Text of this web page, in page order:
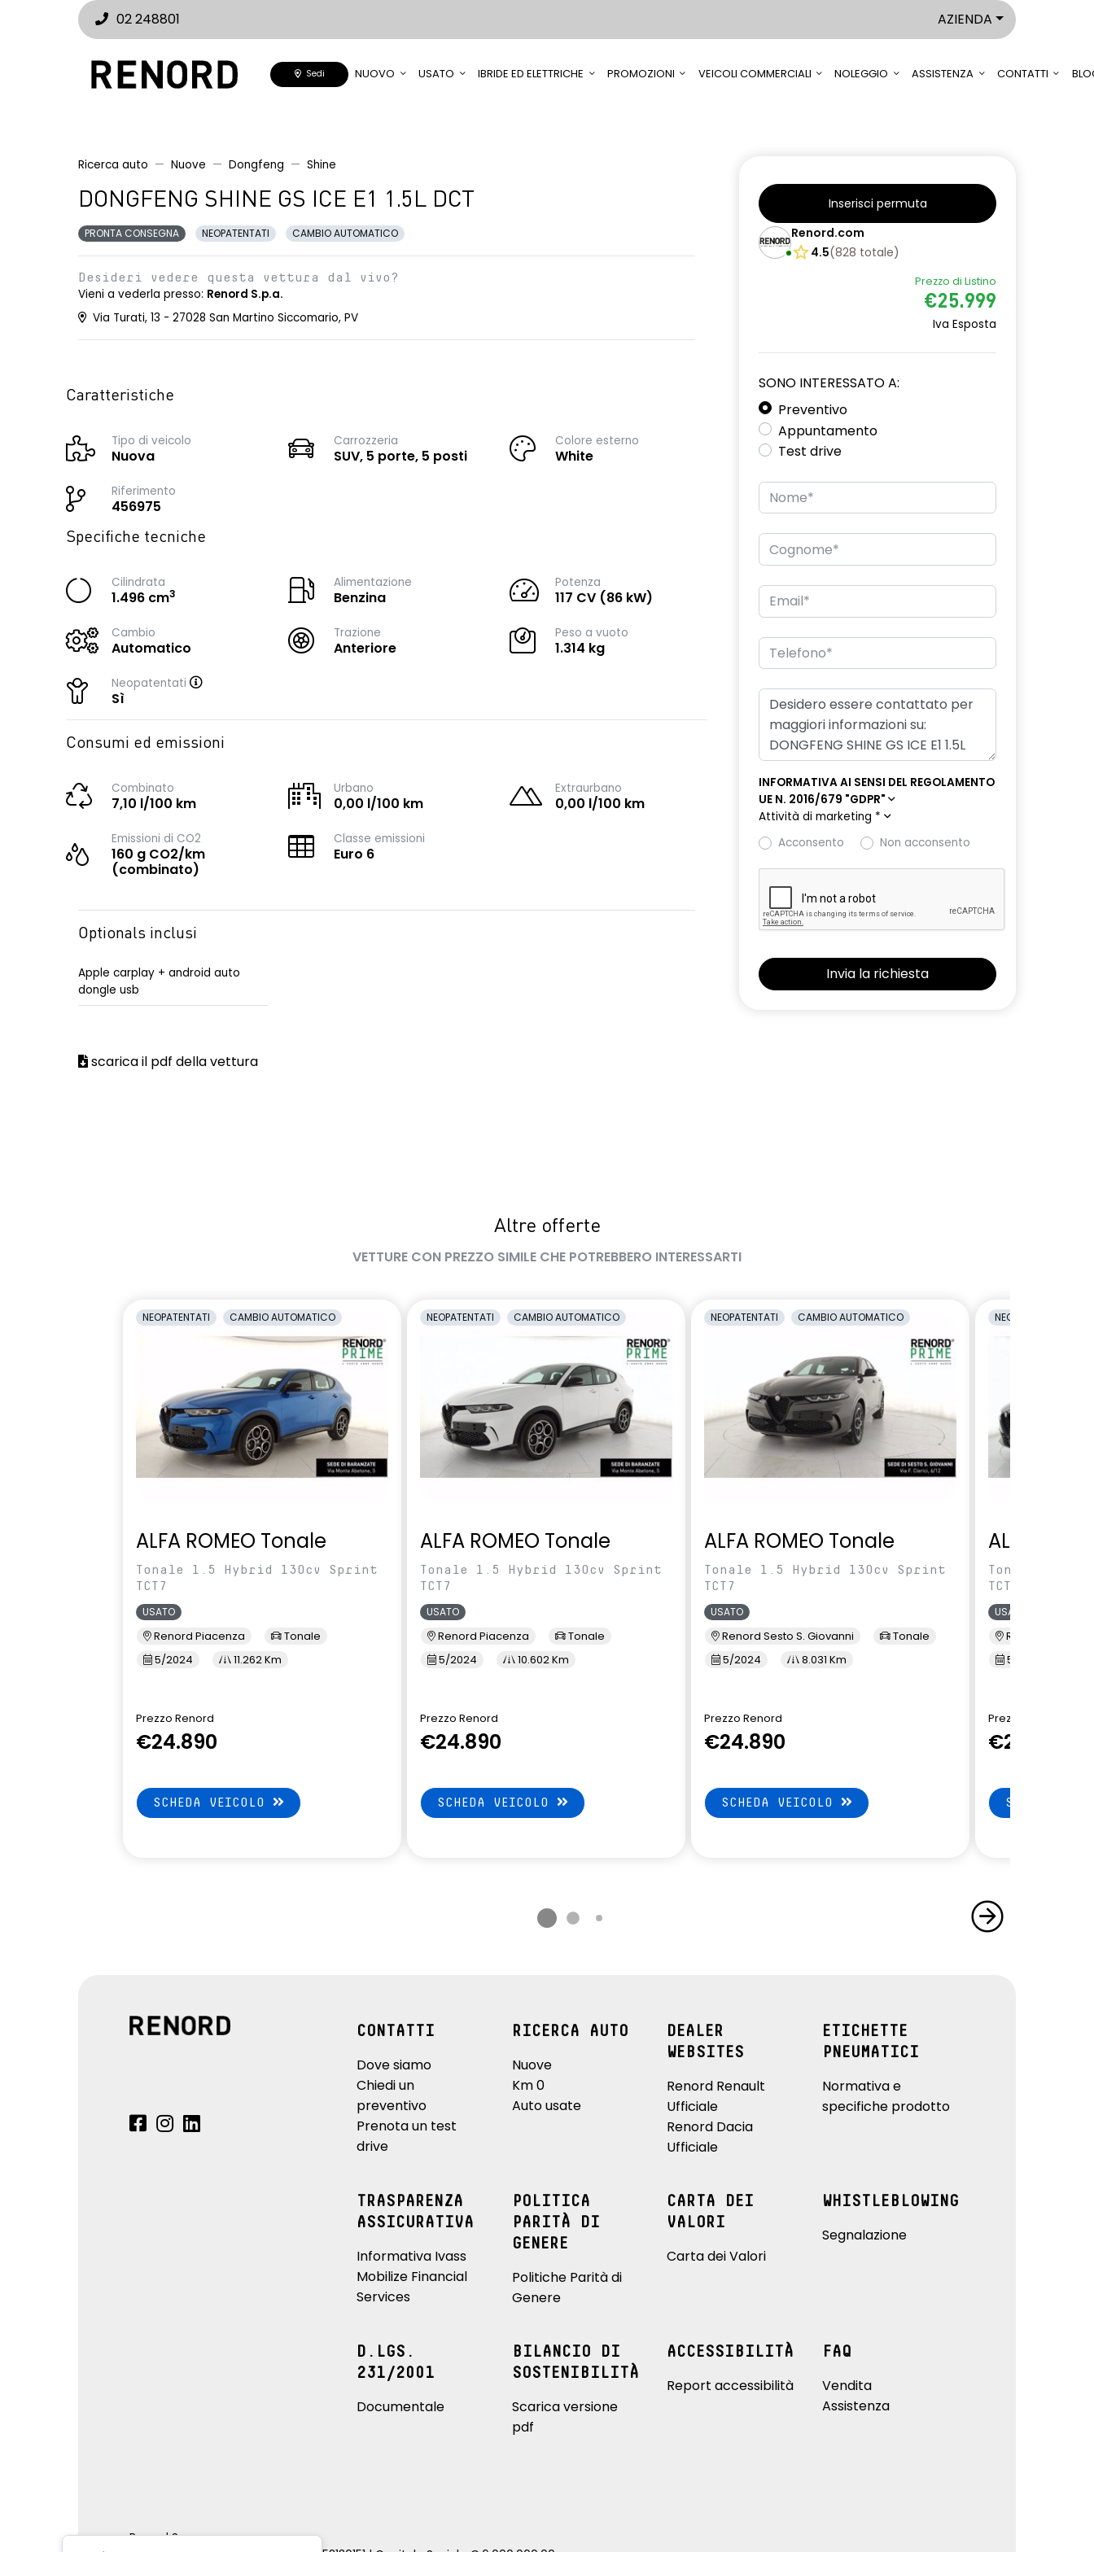
02 248801 AZIENDA
Sedi NUOVO USATO IBRIDE ED ELETTRICHE PROMOZIONI VEICOLI COMMERCIALI NOLEGGIO ASSISTENZA CONTATTI
Ricerca auto Nuove Dongfeng Shine
DONGFENG SHINE GS ICE E1 1.5L DCT
PRONTA CONSEGNA NEOPATENTATI CAMBIO AUTOMATICO
Desideri vedere questa vettura dal vivo?
Vieni a vederla presso: Renord S.p.a.
Via Turati, 13 - 27028 San Martino Siccomario, PV
Caratteristiche
Tipo di veicolo
Nuova
Carrozzeria
SUV, 5 porte, 5 posti
Colore esterno
White
Riferimento
456975
Specifiche tecniche
Cilindrata
1.496 cm3
Alimentazione
Benzina
Potenza
117 CV (86 kW)
Cambio
Automatico
Trazione
Anteriore
Peso a vuoto
1.314 kg
Neopatentati
Sì
Consumi ed emissioni
Combinato
7,10 l/100 km
Urbano
0,00 l/100 km
Extraurbano
0,00 l/100 km
Emissioni di CO2
160 g CO2/km
(combinato)
Classe emissioni
Euro 6
Optionals inclusi
Apple carplay + android auto
dongle usb
scarica il pdf della vettura
Inserisci permuta
Renord.com
4.5(828 totale)
Prezzo di Listino
€25.999
Iva Esposta
SONO INTERESSATO A:
Preventivo
Appuntamento
Test drive
INFORMATIVA AI SENSI DEL REGOLAMENTO
UE N. 2016/679 "GDPR"
Attività di marketing *
Acconsento
Non acconsento
Altre offerte
VETTURE CON PREZZO SIMILE CHE POTREBBERO INTERESSARTI
NEOPATENTATI CAMBIO AUTOMATICO
ALFA ROMEO Tonale
Tonale 1.5 Hybrid 130cv Sprint
TCT7
USATO
Renord Piacenza
Tonale
5/2024
11.262 Km
Prezzo Renord
€24.890
SCHEDA VEICOLO
NEOPATENTATI CAMBIO AUTOMATICO
ALFA ROMEO Tonale
Tonale 1.5 Hybrid 130cv Sprint
TCT7
USATO
Renord Piacenza
Tonale
5/2024
10.602 Km
Prezzo Renord
€24.890
SCHEDA VEICOLO
NEOPATENTATI CAMBIO AUTOMATICO
ALFA ROMEO Tonale
Tonale 1.5 Hybrid 130cv Sprint
TCT7
USATO
Renord Sesto S. Giovanni
Tonale
5/2024
8.031 Km
Prezzo Renord
€24.890
SCHEDA VEICOLO
NEOPATENTATI
ALFA
Tonale 1.5
TCT7
USATO
Renord
5/2024
Prezzo Renord
€24.890
SCHEDA
CONTATTI
Dove siamo
Chiedi un
preventivo
Prenota un test
drive
RICERCA AUTO
Nuove
Km 0
Auto usate
DEALER
WEBSITES
Renord Renault
Ufficiale
Renord Dacia
Ufficiale
ETICHETTE
PNEUMATICI
Normativa e
specifiche prodotto
TRASPARENZA
ASSICURATIVA
Informativa Ivass
Mobilize Financial
Services
POLITICA
PARITÀ DI
GENERE
Politiche Parità di
Genere
CARTA DEI
VALORI
Carta dei Valori
WHISTLEBLOWING
Segnalazione
D.LGS.
231/2001
Documentale
BILANCIO DI
SOSTENIBILITÀ
Scarica versione
pdf
ACCESSIBILITÀ
Report accessibilità
FAQ
Vendita
Assistenza
Renord S.p.a.